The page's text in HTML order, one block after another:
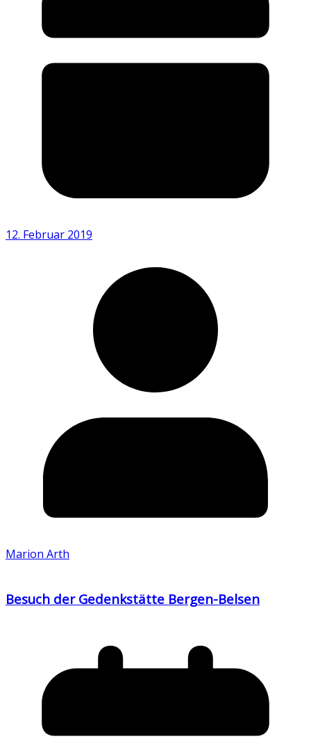
12. Februar 2019
Marion Arth
Besuch der Gedenkstätte Bergen-Belsen